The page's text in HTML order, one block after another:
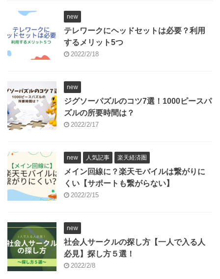
new
テレワークにヘッドセットは必要？利用
するメリット5つ
2022/2/18
new
ジグソーパズルのコツ7選！1000ピースパ
ズルの所要時間は？
2022/2/17
new 人気記事 楽天経済圏
メイン回線に？楽天モバイルは繋がりに
くい【サポートも繋がらない】
2022/2/15
new
社会人サークルの探し方【一人で入る人
必見】探し方５選！
2022/2/8